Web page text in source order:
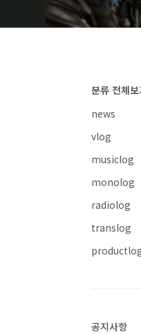
분류 전체보
news
vlog
musiclog
monolog
radiolog
translog
공지사항